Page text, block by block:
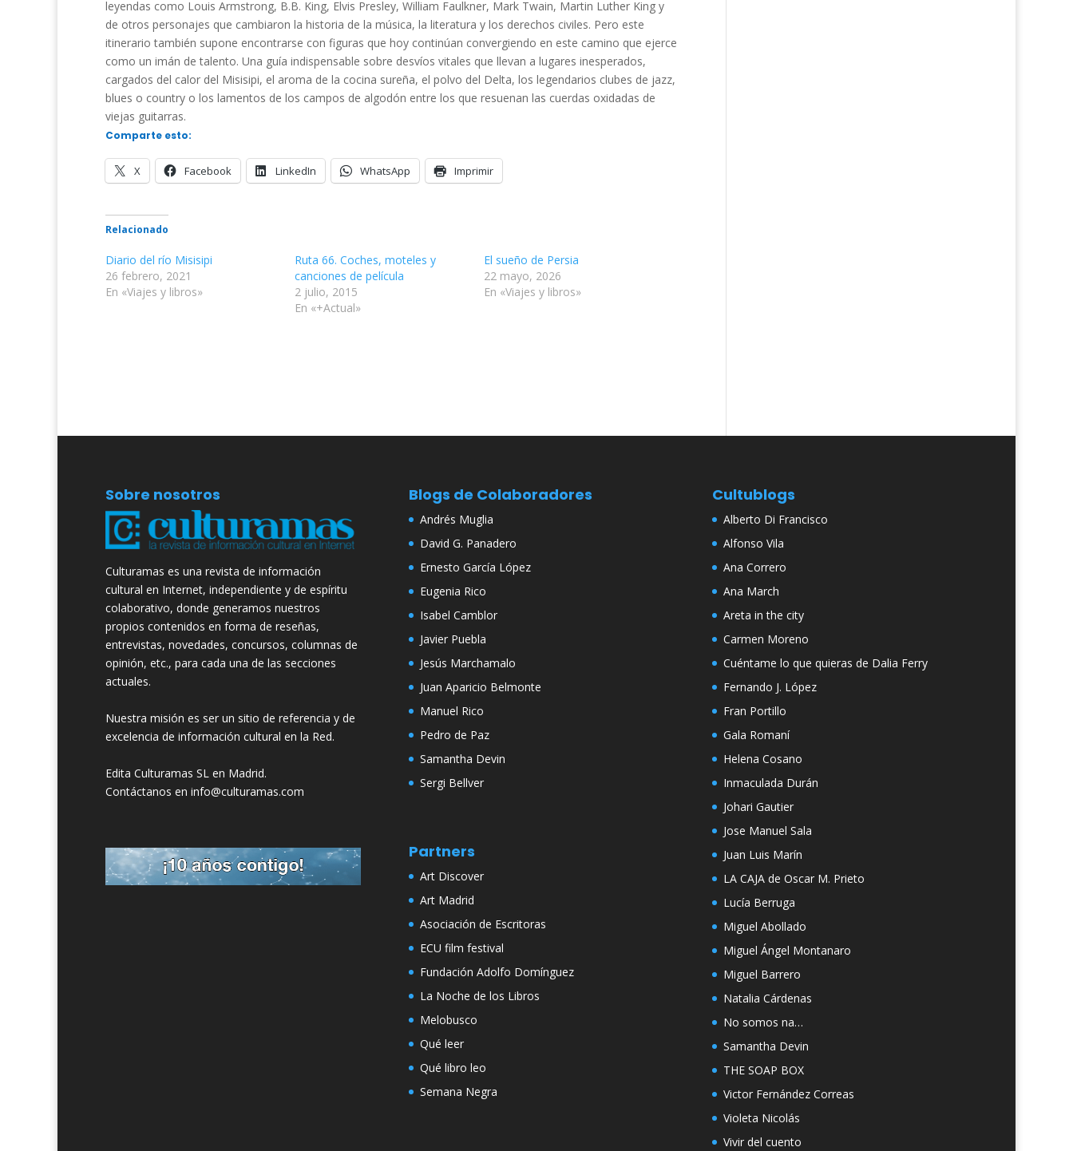
leyendas como Louis Armstrong, B.B. King, Elvis Presley, William Faulkner, Mark Twain, Martin Luther King y
de otros personajes que cambiaron la historia de la música, la literatura y los derechos civiles. Pero este
itinerario también supone encontrarse con figuras que hoy continúan convergiendo en este camino que ejerce
como un imán de talento. Una guía indispensable sobre desvíos vitales que llevan a lugares inesperados,
cargados del calor del Misisipi, el aroma de la cocina sureña, el polvo del Delta, los legendarios clubes de jazz,
blues o country o los lamentos de los campos de algodón entre los que resuenan las cuerdas oxidadas de
viejas guitarras.
Comparte esto:
X Facebook LinkedIn WhatsApp Imprimir
Relacionado
Diario del río Misisipi
26 febrero, 2021
En «Viajes y libros»
Ruta 66. Coches, moteles y
canciones de película
2 julio, 2015
En «+Actual»
El sueño de Persia
22 mayo, 2026
En «Viajes y libros»
Sobre nosotros
Culturamas es una revista de información
cultural en Internet, independiente y de espíritu
colaborativo, donde generamos nuestros
propios contenidos en forma de reseñas,
entrevistas, novedades, concursos, columnas de
opinión, etc., para cada una de las secciones
actuales.
Nuestra misión es ser un sitio de referencia y de
excelencia de información cultural en la Red.
Edita Culturamas SL en Madrid.
Contáctanos en info@culturamas.com
Blogs de Colaboradores
Andrés Muglia
David G. Panadero
Ernesto García López
Eugenia Rico
Isabel Camblor
Javier Puebla
Jesús Marchamalo
Juan Aparicio Belmonte
Manuel Rico
Pedro de Paz
Samantha Devin
Sergi Bellver
Partners
Art Discover
Art Madrid
Asociación de Escritoras
ECU film festival
Fundación Adolfo Domínguez
La Noche de los Libros
Melobusco
Qué leer
Qué libro leo
Semana Negra
Cultublogs
Alberto Di Francisco
Alfonso Vila
Ana Correro
Ana March
Areta in the city
Carmen Moreno
Cuéntame lo que quieras de Dalia Ferry
Fernando J. López
Fran Portillo
Gala Romaní
Helena Cosano
Inmaculada Durán
Johari Gautier
Jose Manuel Sala
Juan Luis Marín
LA CAJA de Oscar M. Prieto
Lucía Berruga
Miguel Abollado
Miguel Ángel Montanaro
Miguel Barrero
Natalia Cárdenas
No somos na…
Samantha Devin
THE SOAP BOX
Victor Fernández Correas
Violeta Nicolás
Vivir del cuento